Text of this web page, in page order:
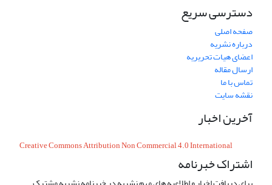
دسترسی سریع
صفحه اصلی
درباره نشریه
اعضای هیات تحریریه
ارسال مقاله
تماس با ما
نقشه سایت
آخرین اخبار
Creative Commons Attribution Non Commercial 4.0 International
اشتراک خبرنامه